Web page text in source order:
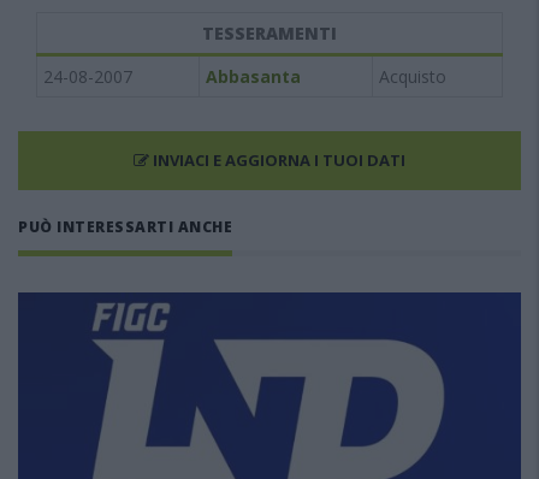
TESSERAMENTI
24-08-2007
Abbasanta Acquisto
INVIACI E AGGIORNA I TUOI DATI
PUÒ INTERESSARTI ANCHE